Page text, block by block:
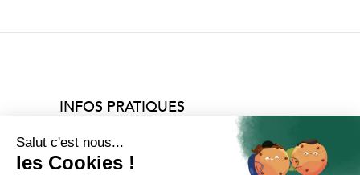
INFOS PRATIQUES
NATURALLY Paris
Du vendredi 29 mai au lundi 1er juin 2026